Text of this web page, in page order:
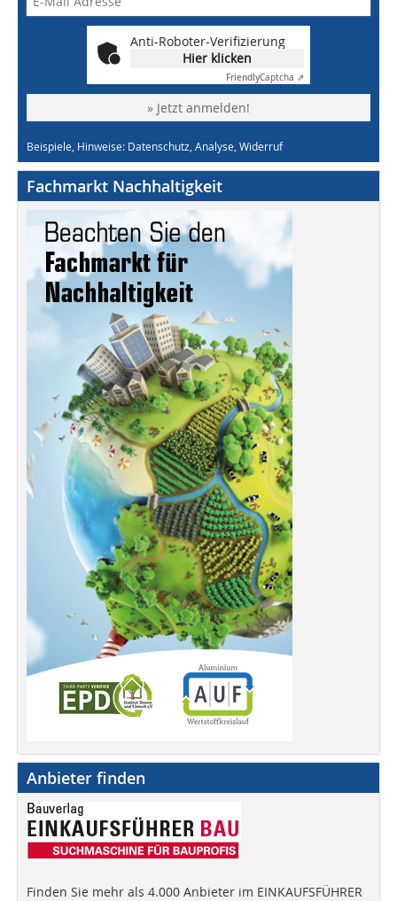
Anti-Roboter-Verifizierung
Hier klicken
FriendlyCaptcha ⇗
» Jetzt anmelden!
Beispiele, Hinweise: Datenschutz, Analyse, Widerruf
Fachmarkt Nachhaltigkeit
Anbieter finden
Finden Sie mehr als 4.000 Anbieter im EINKAUFSFÜHRER